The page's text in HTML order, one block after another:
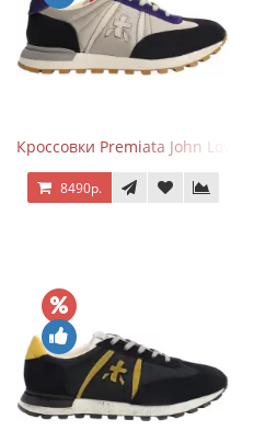
Кроссовки Premiata John Low
8490р.